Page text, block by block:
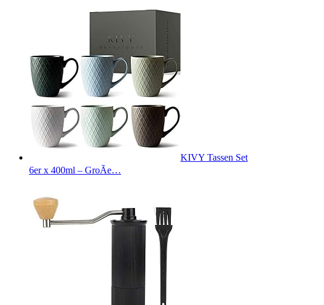
KIVY Tassen Set
6er x 400ml – GroÃe…